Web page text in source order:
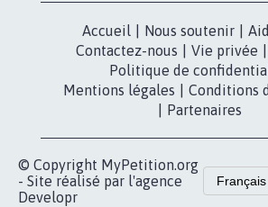
Accueil Nous soutenir
Contactez-nous
Vie privée
Politique de
Mentions légales
Conditions
Partenaires
© Copyright MyPetition.org
- Site réalisé par l'agence
Developr